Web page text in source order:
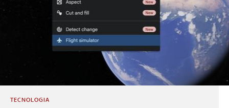
TECNOLOGIA